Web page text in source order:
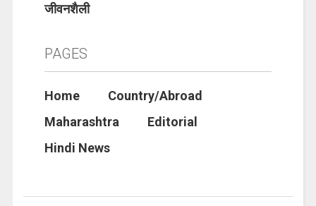
जीवनशैली
PAGES
Home
Country/Abroad
Maharashtra
Editorial
Hindi News